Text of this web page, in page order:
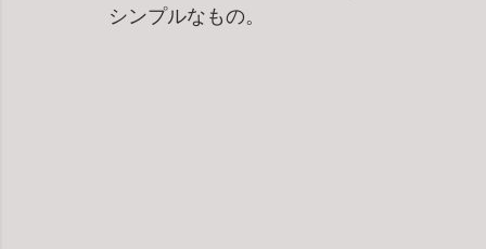
シンプルなもの。